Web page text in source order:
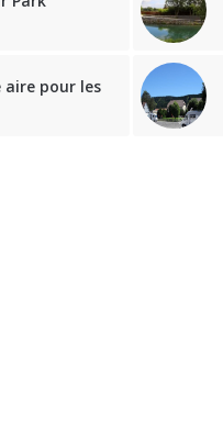
aire pour les